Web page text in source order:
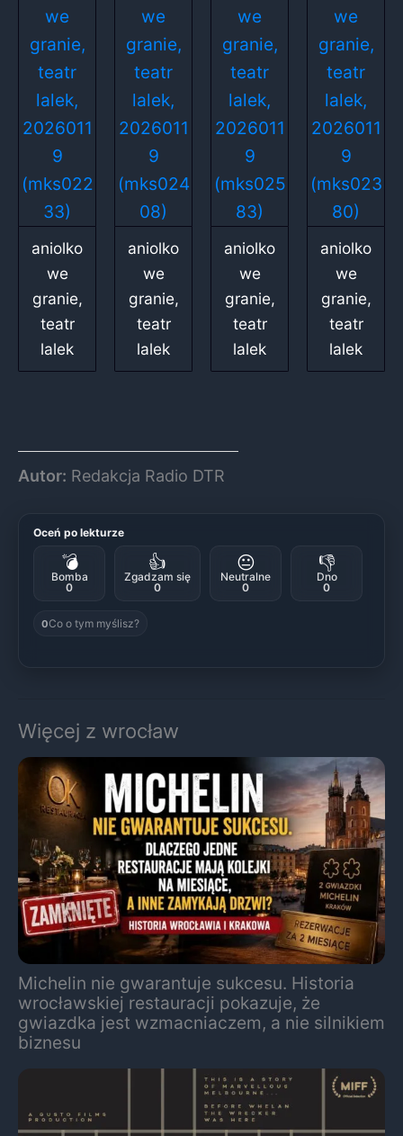
aniolko
we
granie,
teatr
lalek
aniolko
we
granie,
teatr
lalek
aniolko
we
granie,
teatr
lalek
aniolko
we
granie,
teatr
lalek
Autor: Redakcja Radio DTR
Oceń po lekturze
💣
Bomba
0
👍
Zgadzam się
0
😐
Neutralne
0
👎
Dno
0
0Co o tym myślisz?
Więcej z wrocław
Michelin nie gwarantuje sukcesu. Historia
wrocławskiej restauracji pokazuje, że
gwiazdka jest wzmacniaczem, a nie silnikiem
biznesu